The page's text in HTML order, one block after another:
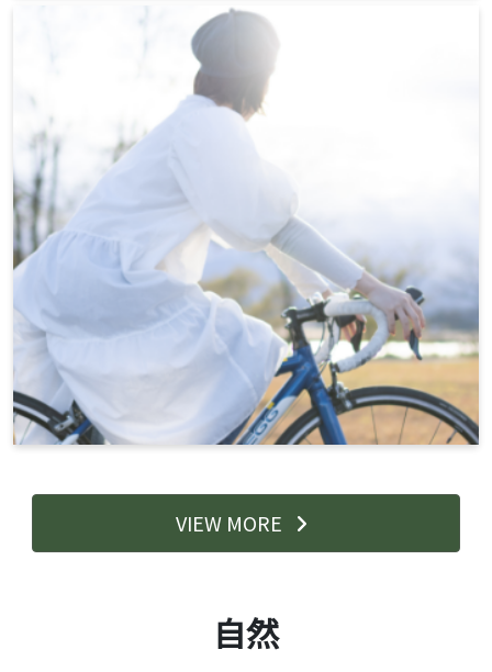
VIEW MORE
自然